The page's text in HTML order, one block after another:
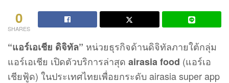
0
SHARES
“แอร์เอเชีย ดิจิทัล” หน่วยธุรกิจด้านดิจิทัลภายใต้กลุ่ม
แอร์เอเชีย เปิดตัวบริการล่าสุด airasia food (แอร์เอ
เชียฟู้ด) ในประเทศไทยเพื่อยกระดับ airasia super app